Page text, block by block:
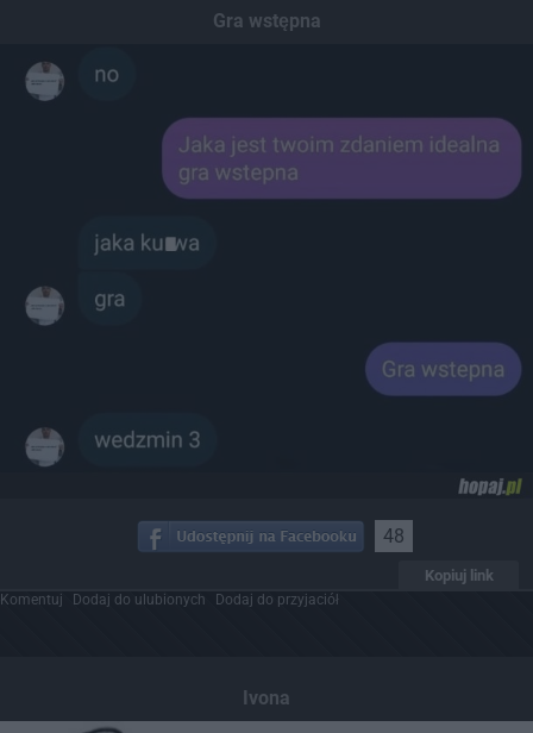
Gra wstępna
48
Kopiuj link
Komentuj Dodaj do ulubionych Dodaj do przyjaciół
Ivona